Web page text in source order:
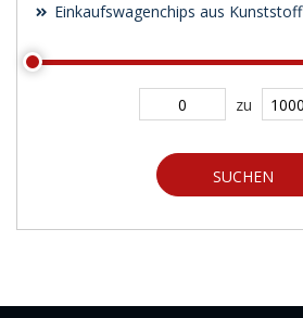
Einkaufswagenchips aus Kunststoff
zu
SUCHEN